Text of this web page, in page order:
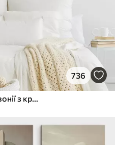
736
Крупний план білої квітки півонії з крапельками води на пелюстках на розмитому фоні